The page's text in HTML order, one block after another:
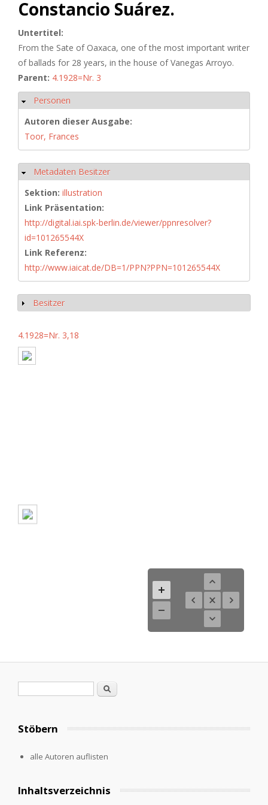
Constancio Suárez.
Untertitel:
From the Sate of Oaxaca, one of the most important writer
of ballads for 28 years, in the house of Vanegas Arroyo.
Parent: 4.1928=Nr. 3
Hide
Personen
Autoren dieser Ausgabe:
Toor, Frances
Hide
Metadaten Besitzer
Sektion: illustration
Link Präsentation:
http://digital.iai.spk-berlin.de/viewer/ppnresolver?
id=101265544X
Link Referenz:
http://www.iaicat.de/DB=1/PPN?PPN=101265544X
Show
Besitzer
4.1928=Nr. 3,18
Search
Stöbern
alle Autoren auflisten
Inhaltsverzeichnis